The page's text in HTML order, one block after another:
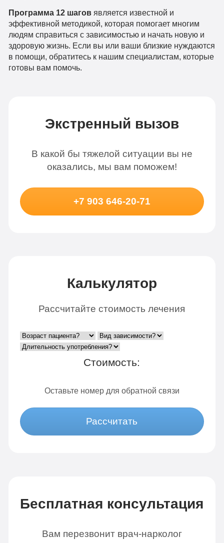
Программа 12 шаговявляется известной и
эффективной методикой, которая помогает многим
людям справиться с зависимостью и начать новую и
здоровую жизнь. Если вы или ваши близкие нуждаются
в помощи, обратитесь к нашим специалистам, которые
готовы вам помочь.
Экстренный вызов
В какой бы тяжелой ситуации вы не
оказались, мы вам поможем!
+7 903 646-20-71
Калькулятор
Рассчитайте стоимость лечения
Стоимость:
Оставьте номер для обратной связи
Рассчитать
Бесплатная консультация
Вам перезвонит врач-нарколог